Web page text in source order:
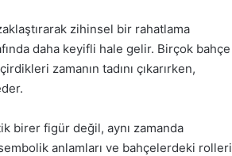
zihinsel bir rahatlama
daha keyifli hale gelir. Birçok bahçe
zamanın tadını çıkarırken,
birer figür değil, aynı zamanda
anlamları ve bahçelerdeki rolleri